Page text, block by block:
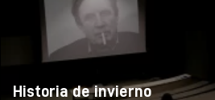
Historia de invierno